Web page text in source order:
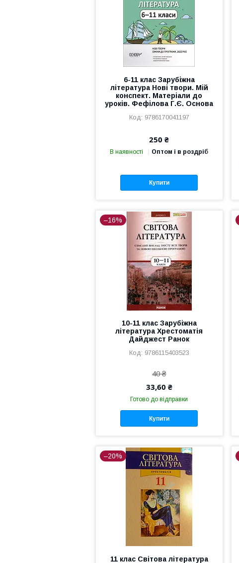
6-11 клас Зарубіжна
література Нові твори. Мій
конспект. Матеріали до
уроків. Фефілова Г.Є. Основа
9786170041197
250 ₴
В наявності Оптом і в роздріб
Купити
–16%
10-11 клас Зарубіжна
література Хрестоматія
Дайджест Ранок
9786115403523
40 ₴
33,60 ₴
Готово до відправки
Купити
–20%
11 клас Світова література